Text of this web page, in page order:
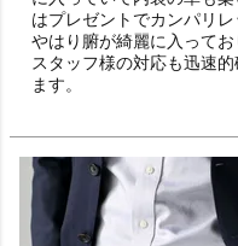
はプレゼントでカンパリレ
やはり腑が綺麗に入ってお
スタッフ様の対応も迅速
ます。